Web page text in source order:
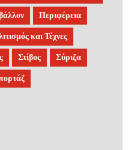
Περιφέρεια
και Τέχνες
Στίβος Σύριζα